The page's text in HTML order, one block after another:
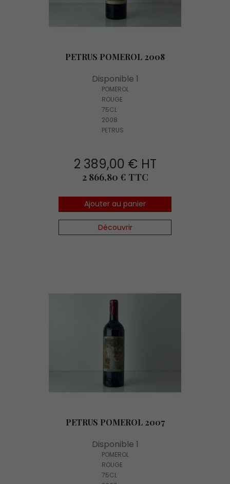
PETRUS POMEROL 2008
Disponible 1
POMEROL
ROUGE
75CL
2008
PETRUS
2 389,00 € HT
Prix
2 866,80 € TTC
Ajouter au panier
Découvrir
PETRUS POMEROL 2007
Disponible 1
POMEROL
ROUGE
75CL